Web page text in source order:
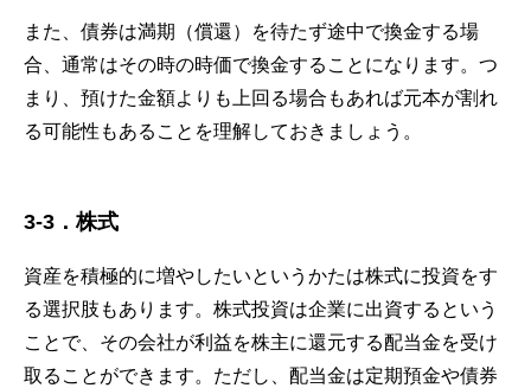
また、債券は満期（償還）を待たず途中で換金する場
合、通常はその時の時価で換金することになります。つ
まり、預けた金額よりも上回る場合もあれば元本が割れ
る可能性もあることを理解しておきましょう。
3-3 ．株式
資産を積極的に増やしたいというかたは株式に投資をす
る選択肢もあります。株式投資は企業に出資するという
ことで、その会社が利益を株主に還元する配当金を受け
取ることができます。ただし、配当金は定期預金や債券